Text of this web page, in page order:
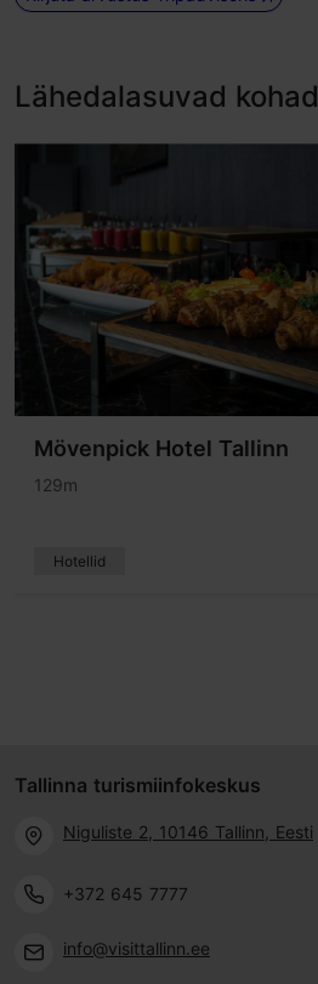
Lähedalasuvad kohad
Mövenpick Hotel Tallinn
129m
Hotellid
Tallinna turismiinfokeskus
Niguliste 2, 10146 Tallinn, Eesti
+372 645 7777
info@visittallinn.ee